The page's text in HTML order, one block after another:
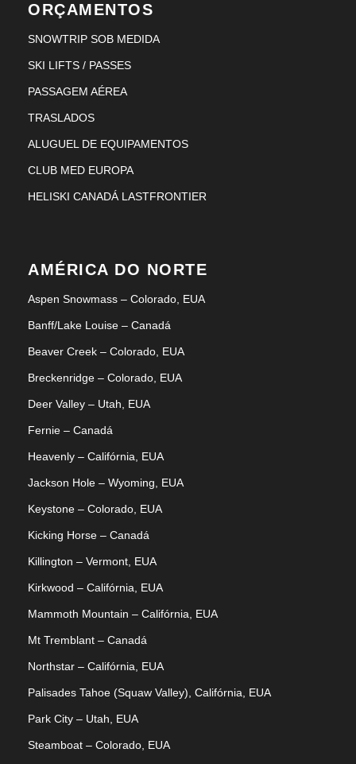
ORÇAMENTOS
SNOWTRIP SOB MEDIDA
SKI LIFTS / PASSES
PASSAGEM AÉREA
TRASLADOS
ALUGUEL DE EQUIPAMENTOS
CLUB MED EUROPA
HELISKI CANADÁ LASTFRONTIER
AMÉRICA DO NORTE
Aspen Snowmass – Colorado, EUA
Banff/Lake Louise – Canadá
Beaver Creek – Colorado, EUA
Breckenridge – Colorado, EUA
Deer Valley – Utah, EUA
Fernie – Canadá
Heavenly – Califórnia, EUA
Jackson Hole – Wyoming, EUA
Keystone – Colorado, EUA
Kicking Horse – Canadá
Killington – Vermont, EUA
Kirkwood – Califórnia, EUA
Mammoth Mountain – Califórnia, EUA
Mt Tremblant – Canadá
Northstar – Califórnia, EUA
Palisades Tahoe (Squaw Valley), Califórnia, EUA
Park City – Utah, EUA
Steamboat – Colorado, EUA